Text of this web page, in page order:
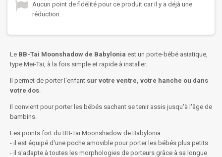
Aucun point de fidélité pour ce produit car il y a déjà une
réduction.
Le BB-Tai Moonshadow de Babylonia est un porte-bébé asiatique,
type Mei-Tai, à la fois simple et rapide à installer.
Il permet de porter l'enfant sur votre ventre, votre hanche ou dans
votre dos.
Il convient pour porter les bébés sachant se tenir assis jusqu'à l'âge de
bambins.
Les points fort du BB-Tai Moonshadow de Babylonia
- il est équipé d'une poche amovible pour porter les bébés plus petits
- il s'adapte à toutes les morphologies de porteurs grâce à sa longue